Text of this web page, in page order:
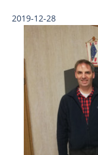
2019-12-28